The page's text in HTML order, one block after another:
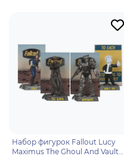
Набор фигурок Fallout Lucy
Maximus The Ghoul And Vault